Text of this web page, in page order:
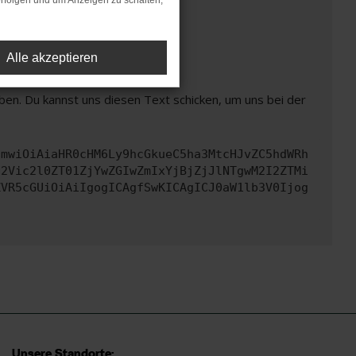
unterstützt werden.
Du kannst uns diesen Text schicken, um uns bei der
Alle akzeptieren